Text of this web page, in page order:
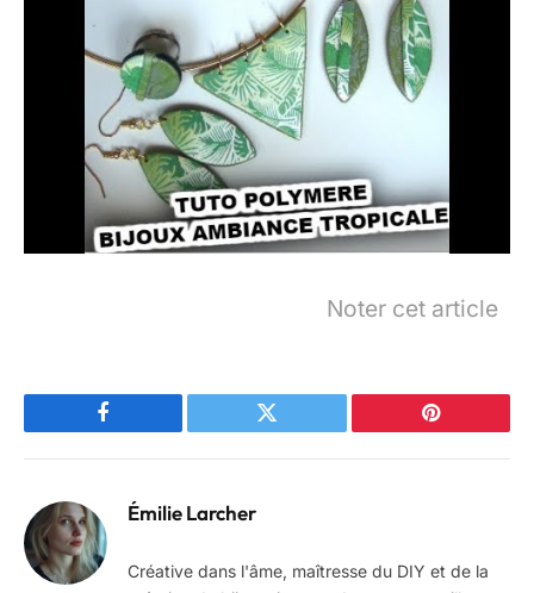
Noter cet article
Facebook Twitter Pinterest
Émilie Larcher
Créative dans l'âme, maîtresse du DIY et de la